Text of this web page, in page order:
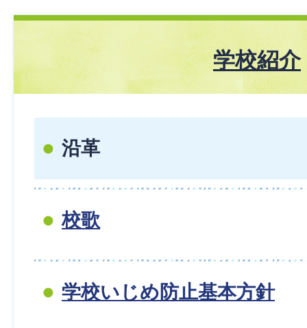
学校紹介
沿革
校歌
学校いじめ防止基本方針